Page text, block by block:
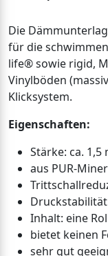
Die
für die
life® sowie rigid,
Vinylböden
Klicksystem.
Eigenschaften:
Stärke: ca. 1,5
aus PUR-
Inhalt: eine
bietet keinen
sehr gut